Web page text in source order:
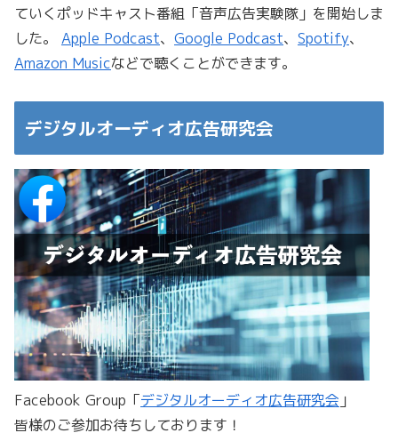
ていくポッドキャスト番組「音声広告実験隊」を開始しま
した。 Apple Podcast、 Google Podcast、 Spotify、
Amazon Musicなどで聴くことができます。
デジタルオーディオ広告研究会
Facebook Group「デジタルオーディオ広告研究会 」
皆様のご参加お待ちしております！